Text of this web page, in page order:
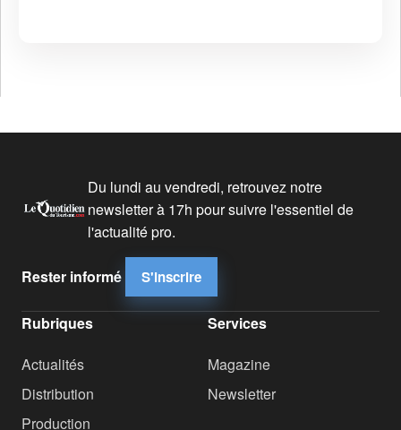
Du lundi au vendredi, retrouvez notre
newsletter à 17h pour suivre l'essentiel de
l'actualité pro.
Rester informé S'inscrire
Rubriques
Actualités
Distribution
Production
Services
Magazine
Newsletter